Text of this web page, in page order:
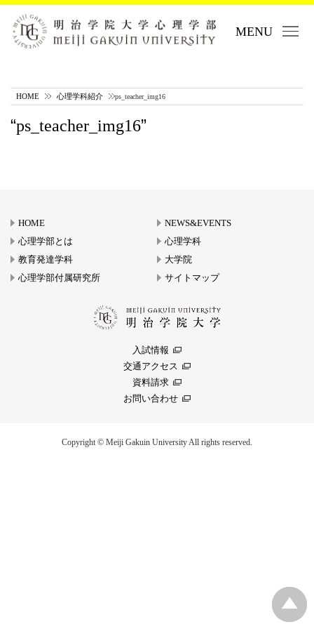
MENU
HOME 心理学科紹介 ps_teacher_img16
ps_teacher_img16
HOME
NEWS&EVENTS
心理学部とは
心理学科
教育発達学科
大学院
心理学部付属研究所
サイトマップ
入試情報
交通アクセス
資料請求
お問い合わせ
Copyright © Meiji Gakuin University All rights reserved.